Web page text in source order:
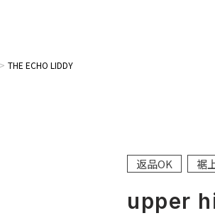
THE ECHO LIDDY
返品OK 裾
upper